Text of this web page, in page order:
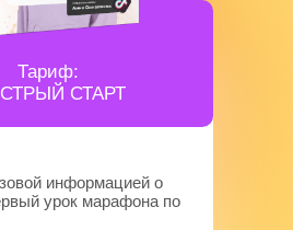
Тариф:
СТАРТ
информацией о
урок марафона по